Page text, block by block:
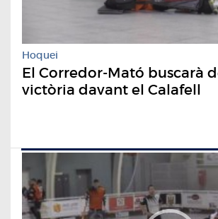
Hoquei
El Corredor-Mató buscarà
victòria davant el Calafell